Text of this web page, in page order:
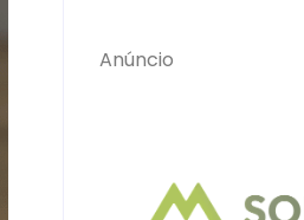
Anúncio